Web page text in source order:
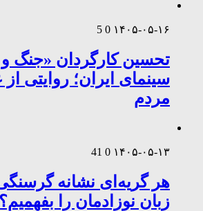
۱۴۰۵-۰۵-۱۶ 0
5
تحسین کارگردان «جنگ و
سینمای ایران؛ روایتی
مردم
۱۴۰۵-۰۵-۱۳ 0
41
هر گریه‌ای نشانه
زبان نوزادمان را بفهمیم؟